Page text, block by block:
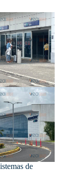
de